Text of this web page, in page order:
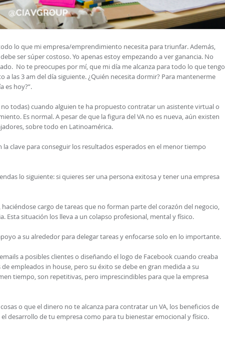
lo que mi empresa/emprendimiento necesita para triunfar. Además,
ser súper costoso. Yo apenas estoy empezando a ver ganancia. No
No te preocupes por mí, que mi día me alcanza para todo lo que tengo
a las 3 am del día siguiente. ¿Quién necesita dormir? Para mantenerme
es hoy?”.
no todas) cuando alguien te ha propuesto contratar un asistente virtual o
Es normal. A pesar de que la figura del VA no es nueva, aún existen
sobre todo en Latinoamérica.
clave para conseguir los resultados esperados en el menor tiempo
lo siguiente: si quieres ser una persona exitosa y tener una empresa
cargo de tareas que no forman parte del corazón del negocio,
Esta situación los lleva a un colapso profesional, mental y físico.
a su alrededor para delegar tareas y enfocarse solo en lo importante.
a posibles clientes o diseñando el logo de Facebook cuando creaba
empleados in house, pero su éxito se debe en gran medida a su
tiempo, son repetitivas, pero imprescindibles para que la empresa
o que el dinero no te alcanza para contratar un VA, los beneficios de
desarrollo de tu empresa como para tu bienestar emocional y físico.